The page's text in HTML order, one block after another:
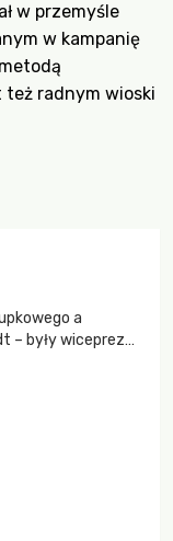
w przemyśle
w kampanię
radnym wioski
a
– były wiceprezes